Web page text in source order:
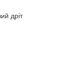
дріт